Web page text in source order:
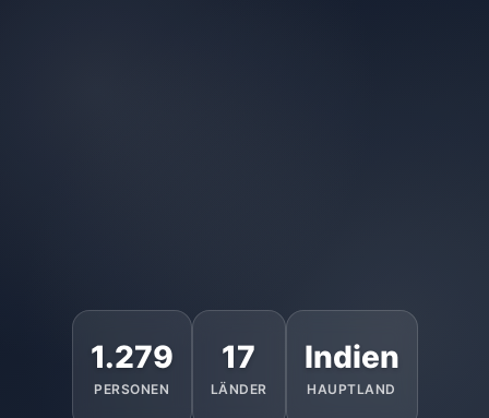
1.279
PERSONEN
17
LÄNDER
Indien
HAUPTLAND